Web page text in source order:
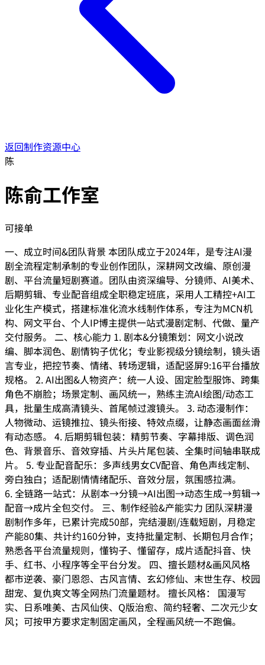
返回制作资源中心
陈
陈俞工作室
可接单
一、成立时间&团队背景 本团队成立于2024年，是专注AI漫
剧全流程定制承制的专业创作团队，深耕网文改编、原创漫
剧、平台流量短剧赛道。团队由资深编导、分镜师、AI美术、
后期剪辑、专业配音组成全职稳定班底，采用人工精控+AI工
业化生产模式，搭建标准化流水线制作体系，专注为MCN机
构、网文平台、个人IP博主提供一站式漫剧定制、代做、量产
交付服务。 二、核心能力 1. 剧本&分镜策划：网文小说改
编、脚本润色、剧情钩子优化；专业影视级分镜绘制，镜头语
言专业，把控节奏、情绪、转场逻辑，适配竖屏9:16平台播放
规格。 2. AI出图&人物资产：统一人设、固定脸型服饰、跨集
角色不崩脸；场景定制、画风统一，熟练主流AI绘图/动态工
具，批量生成高清镜头、首尾帧过渡镜头。 3. 动态漫制作：
人物微动、运镜推拉、镜头衔接、特效点缀，让静态画面丝滑
有动态感。 4. 后期剪辑包装：精剪节奏、字幕排版、调色润
色、背景音乐、音效穿插、片头片尾包装、全集时间轴串联成
片。 5. 专业配音配乐：多声线男女CV配音、角色声线定制、
旁白独白；适配剧情情绪配乐、音效分层，氛围感拉满。
6. 全链路一站式：从剧本→分镜→AI出图→动态生成→剪辑→
配音→成片全包交付。 三、制作经验&产能实力 团队深耕漫
剧制作多年，已累计完成50部，完结漫剧/连载短剧，月稳定
产能80集、共计约160分钟，支持批量定制、长期包月合作；
熟悉各平台流量规则，懂钩子、懂留存，成片适配抖音、快
手、红书、小程序等全平台分发。 四、擅长题材&画风风格
都市逆袭、豪门恩怨、古风言情、玄幻修仙、末世生存、校园
甜宠、复仇爽文等全网热门流量题材。 擅长风格： 国漫写
实、日系唯美、古风仙侠、Q版治愈、简约轻奢、二次元少女
风；可按甲方要求定制固定画风，全程画风统一不跑偏。